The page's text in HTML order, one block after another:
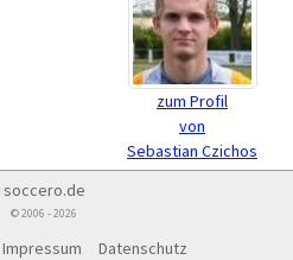
zum Profil
von
Sebastian Czichos
soccero.de
© 2006 - 2026
Impressum Datenschutz